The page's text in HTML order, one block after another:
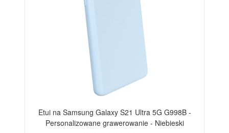
Etui na Samsung Galaxy S21 Ultra 5G G998B -
Personalizowane grawerowanie - Niebieski